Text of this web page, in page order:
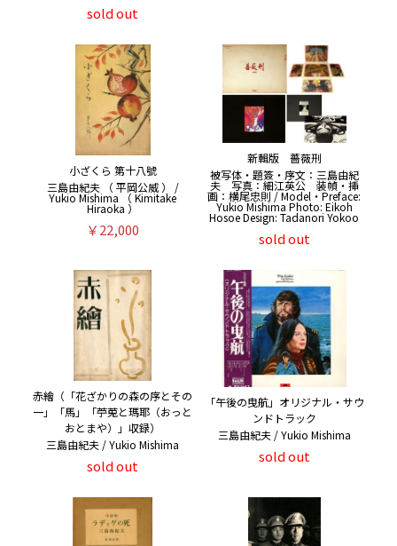
sold out
小ざくら 第十八號
三島由紀夫 （ 平岡公威 ） /
Yukio Mishima （ Kimitake
Hiraoka ）
￥22,000
新輯版 薔薇刑
被写体・題簽・序文：三島由紀
夫 写真：細江英公 装幀・挿
画：横尾忠則 / Model・Preface:
Yukio Mishima Photo: Eikoh
Hosoe Design: Tadanori Yokoo
sold out
赤繪（「花ざかりの森の序とその
一」「馬」「苧莵と瑪耶（おっと
おとまや）」収録）
三島由紀夫 / Yukio Mishima
sold out
「午後の曳航」オリジナル・サウ
ンドトラック
三島由紀夫 / Yukio Mishima
sold out